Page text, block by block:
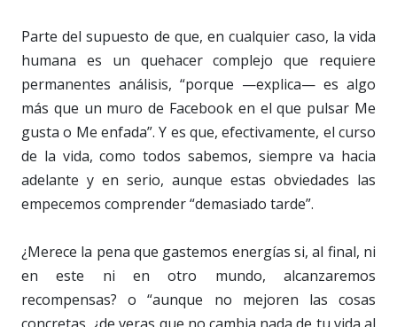
Parte del supuesto de que, en cualquier caso, la vida
humana es un quehacer complejo que requiere
permanentes análisis, “porque —explica— es algo
más que un muro de Facebook en el que pulsar Me
gusta o Me enfada”. Y es que, efectivamente, el curso
de la vida, como todos sabemos, siempre va hacia
adelante y en serio, aunque estas obviedades las
empecemos comprender “demasiado tarde”.
¿Merece la pena que gastemos energías si, al final, ni
en este ni en otro mundo, alcanzaremos
recompensas? o “aunque no mejoren las cosas